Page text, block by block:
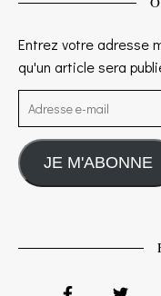
Entrez votre adresse
qu'un article sera
Adresse e-mail
JE M'ABONNE